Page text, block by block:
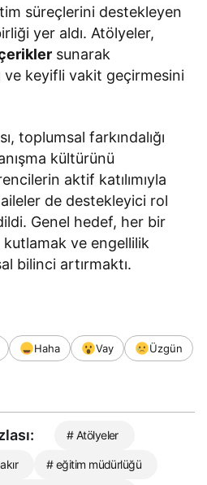
süreçlerini destekleyen
yer aldı. Atölyeler,
sunarak
ve keyifli vakit geçirmesini
toplumsal farkındalığı
kültürünü
aktif katılımıyla
de destekleyici rol
Genel hedef, her bir
kutlamak ve engellilik
bilinci artırmaktı.
Haha Vay
Üzgün
# Atölyeler
# eğitim müdürlüğü